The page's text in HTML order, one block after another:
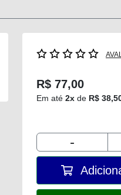
R$ 77,00
Em até 2x de R$
-